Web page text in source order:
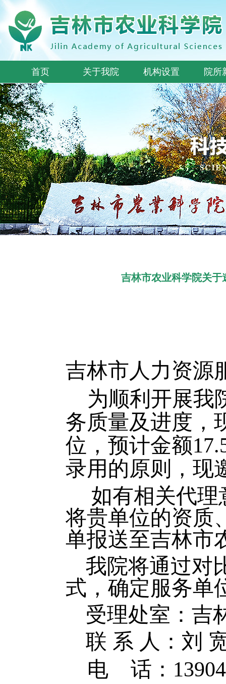
首页 关于我院 机构设置 院所
吉林市农业科学院关于
吉林市人力资源
为顺利开展我
务质量及进度，
位 ，预计金额
录用的原则，现
如有相关代
将贵单位的资质
单报送至吉林市
我院将通过对
式，确定服务单
受理处室：吉
联 系 人：刘
电
话：